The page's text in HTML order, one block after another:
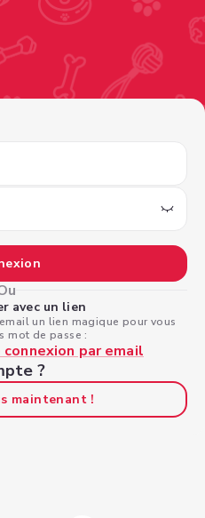
avec un lien
un lien magique pour vous
mot de passe :
par email
?
maintenant !
0849-